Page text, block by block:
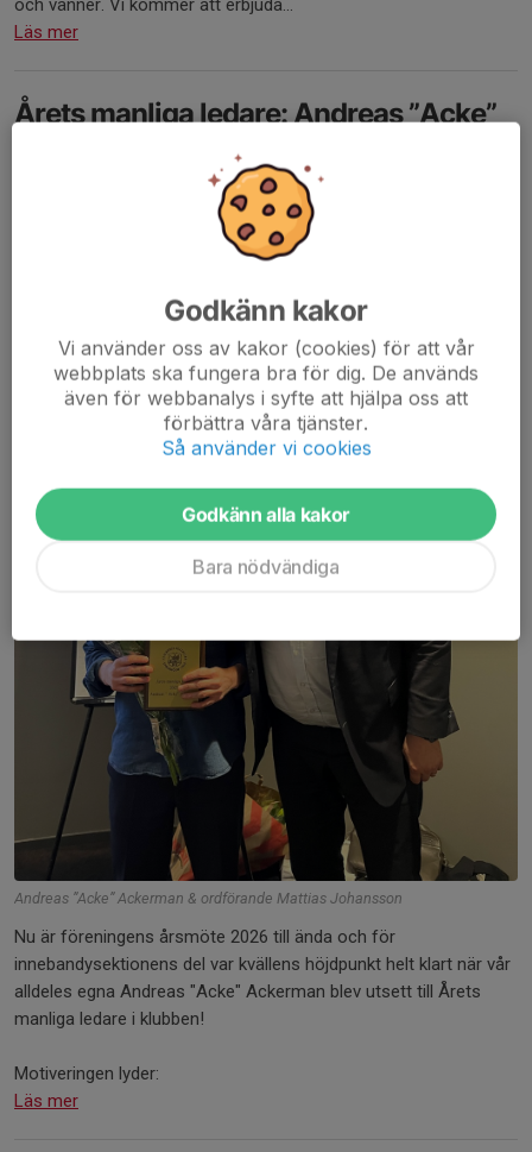
och vänner. Vi kommer att erbjuda...
Läs mer
Årets manliga ledare: Andreas ”Acke”
2 kommentarer
Andreas ”Acke” Ackerman & ordförande Mattias Johansson
Nu är föreningens årsmöte 2026 till ända och för
innebandysektionens del var kvällens höjdpunkt helt klart när vår
alldeles egna Andreas "Acke" Ackerman blev utsett till Årets
manliga ledare i klubben!
Motiveringen lyder:
Läs mer
Godkänn kakor
Vi använder oss av kakor (cookies) för att vår
webbplats ska fungera bra för dig. De används
även för webbanalys i syfte att hjälpa oss att
förbättra våra tjänster.
Så använder vi cookies
Godkänn alla kakor
Bara nödvändiga